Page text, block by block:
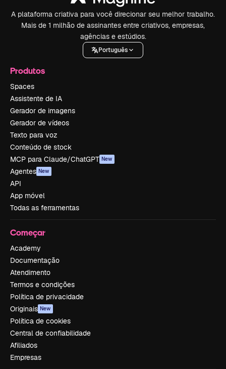
A plataforma criativa para você direcionar seu melhor trabalho.
Mais de 1 milhão de assinantes entre criativos, empresas,
agências e estúdios.
Português
Produtos
Spaces
Assistente de IA
Gerador de imagens
Gerador de vídeos
Texto para voz
Conteúdo de stock
MCP para Claude/ChatGPT New
Agentes New
API
App móvel
Todas as ferramentas
Começar
Academy
Documentação
Atendimento
Termos e condições
Política de privacidade
Originais New
Política de cookies
Central de confiabilidade
Afiliados
Empresas